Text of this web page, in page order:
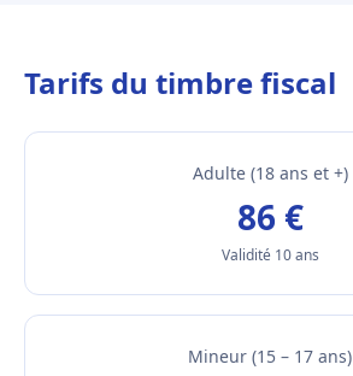
Tarifs du timbre fiscal
Adulte (18 ans et +)
86 €
Validité 10 ans
Mineur (15 – 17 ans)